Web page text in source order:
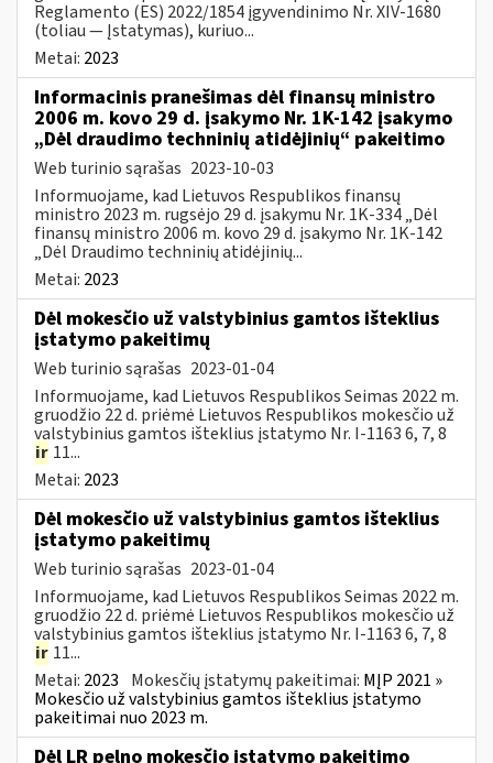
Reglamento (ES) 2022/1854 įgyvendinimo Nr. XIV-1680
(toliau — Įstatymas), kuriuo...
Metai: 2023
Informacinis pranešimas dėl finansų ministro
2006 m. kovo 29 d. įsakymo Nr. 1K-142 įsakymo
„Dėl draudimo techninių atidėjinių“ pakeitimo
Web turinio sąrašas 2023-10-03
Informuojame, kad Lietuvos Respublikos finansų
ministro 2023 m. rugsėjo 29 d. įsakymu Nr. 1K-334 „Dėl
finansų ministro 2006 m. kovo 29 d. įsakymo Nr. 1K-142
„Dėl Draudimo techninių atidėjinių...
Metai: 2023
Dėl mokesčio už valstybinius gamtos išteklius
įstatymo pakeitimų
Web turinio sąrašas 2023-01-04
Informuojame, kad Lietuvos Respublikos Seimas 2022 m.
gruodžio 22 d. priėmė Lietuvos Respublikos mokesčio už
valstybinius gamtos išteklius įstatymo Nr. I-1163 6, 7, 8
ir 11...
Metai: 2023
Dėl mokesčio už valstybinius gamtos išteklius
įstatymo pakeitimų
Web turinio sąrašas 2023-01-04
Informuojame, kad Lietuvos Respublikos Seimas 2022 m.
gruodžio 22 d. priėmė Lietuvos Respublikos mokesčio už
valstybinius gamtos išteklius įstatymo Nr. I-1163 6, 7, 8
ir 11...
Metai: 2023 Mokesčių įstatymų pakeitimai: MĮP 2021 »
Mokesčio už valstybinius gamtos išteklius įstatymo
pakeitimai nuo 2023 m.
Dėl LR pelno mokesčio įstatymo pakeitimo